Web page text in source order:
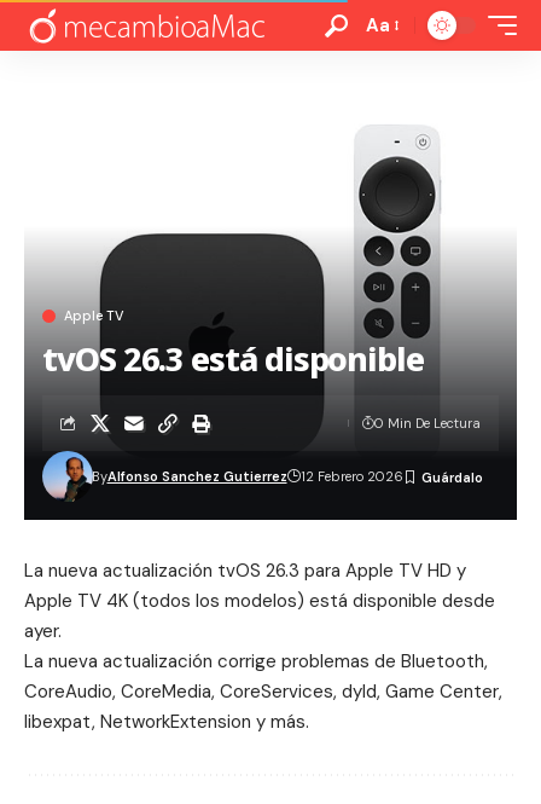
Aa
Apple TV
tvOS 26.3 está disponible
ByAlfonso Sanchez Gutierrez 12 Febrero 2026
0 Min De Lectura
La nueva actualización tvOS 26.3 para Apple TV HD y
Apple TV 4K (todos los modelos) está disponible desde
ayer.
La nueva actualización corrige problemas de Bluetooth,
CoreAudio, CoreMedia, CoreServices, dyld, Game Center,
libexpat, NetworkExtension y más.